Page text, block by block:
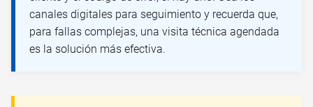
canales digitales para seguimiento y recuerda que,
para fallas complejas, una visita técnica agendada
es la solución más efectiva.